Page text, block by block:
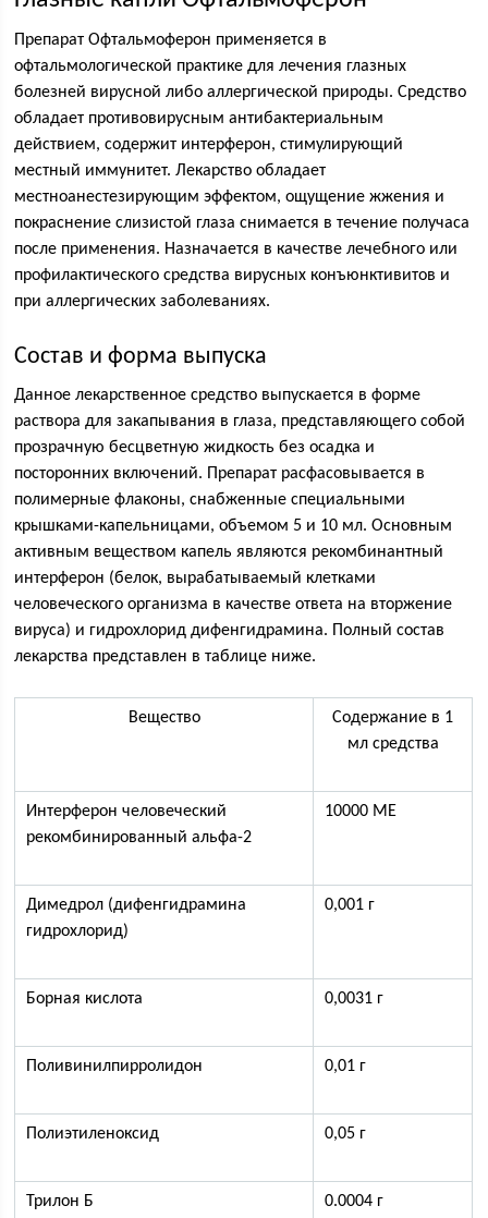
Препарат Офтальмоферон применяется в
офтальмологической практике для лечения глазных
болезней вирусной либо аллергической природы. Средство
обладает противовирусным антибактериальным
действием, содержит интерферон, стимулирующий
местный иммунитет. Лекарство обладает
местноанестезирующим эффектом, ощущение жжения и
покраснение слизистой глаза снимается в течение получаса
после применения. Назначается в качестве лечебного или
профилактического средства вирусных конъюнктивитов и
при аллергических заболеваниях.
Состав и форма выпуска
Данное лекарственное средство выпускается в форме
раствора для закапывания в глаза, представляющего собой
прозрачную бесцветную жидкость без осадка и
посторонних включений. Препарат расфасовывается в
полимерные флаконы, снабженные специальными
крышками-капельницами, объемом 5 и 10 мл. Основным
активным веществом капель являются рекомбинантный
интерферон (белок, вырабатываемый клетками
человеческого организма в качестве ответа на вторжение
вируса) и гидрохлорид дифенгидрамина. Полный состав
лекарства представлен в таблице ниже.
Вещество
Содержание в 1
мл средства
Интерферон человеческий
рекомбинированный альфа-2
10000 МЕ
Димедрол (дифенгидрамина
гидрохлорид)
0,001 г
Борная кислота 0,0031 г
Поливинилпирролидон 0,01 г
Полиэтиленоксид 0,05 г
Трилон Б 0.0004 г